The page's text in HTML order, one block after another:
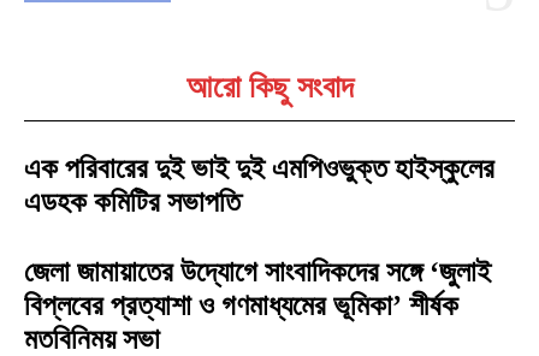
আরো কিছু সংবাদ
এক পরিবারের দুই ভাই দুই এমপিওভুক্ত হাইস্কুলের
এডহক কমিটির সভাপতি
জেলা জামায়াতের উদ্যোগে সাংবাদিকদের সঙ্গে ‘জুলাই
বিপ্লবের প্রত্যাশা ও গণমাধ্যমের ভূমিকা’ শীর্ষক
মতবিনিময় সভা